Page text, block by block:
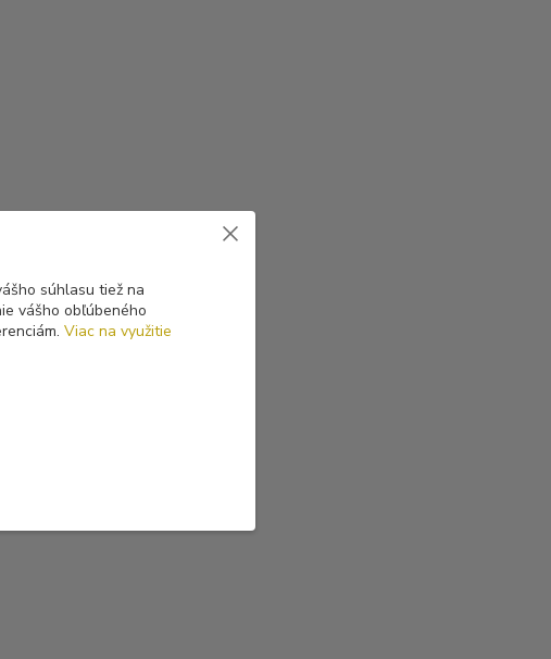
súhlasu tiež na
vášho obľúbeného
Viac na využitie